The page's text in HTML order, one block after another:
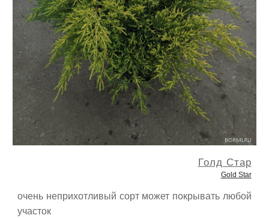
Голд Стар
Gold Star
очень неприхотливый сорт может покрывать любой
участок